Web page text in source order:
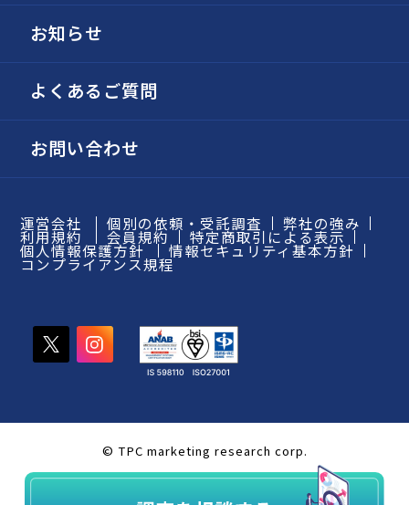
お知らせ
よくあるご質問
お問い合わせ
運営会社 個別の依頼・受託調査 弊社の強み
利用規約 会員規約 特定商取引による表示
個人情報保護方針 情報セキュリティ基本方針
コンプライアンス規程
© TPC marketing research corp.